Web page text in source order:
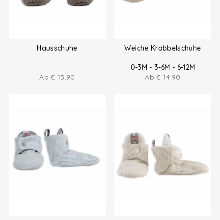
Hausschuhe
Ab€ 15.90
Weiche Krabbelschuhe
0-3M - 3-6M - 6-12M
Ab€ 14.90